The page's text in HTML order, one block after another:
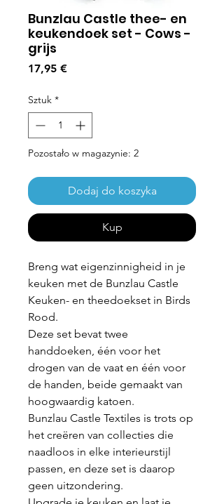
Bunzlau Castle thee- en
keukendoek set - Cows -
grijs
17,95 €Cena
Sztuk *
Pozostało w magazynie: 2
Dodaj do koszyka
Kup
Breng wat eigenzinnigheid in je
keuken met de Bunzlau Castle
Keuken- en theedoekset in Birds
Rood.
Deze set bevat twee
handdoeken, één voor het
drogen van de vaat en één voor
de handen, beide gemaakt van
hoogwaardig katoen.
Bunzlau Castle Textiles is trots op
het creëren van collecties die
naadloos in elke interieurstijl
passen, en deze set is daarop
geen uitzondering.